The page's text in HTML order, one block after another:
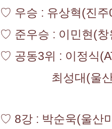
♡ 우승 : 유상혁(진
♡ 준우승 : 이민현(창
♡ 공동3위 : 이정식
최성대(울산병영
♡ 8강 : 박순욱(울산